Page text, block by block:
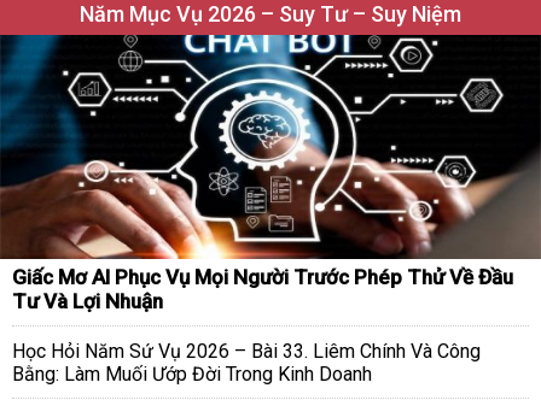
Năm Mục Vụ 2026 – Suy Tư – Suy Niệm
Giấc Mơ AI Phục Vụ Mọi Người Trước Phép Thử Về Đầu
Tư Và Lợi Nhuận
Học Hỏi Năm Sứ Vụ 2026 – Bài 33. Liêm Chính Và Công
Bằng: Làm Muối Ướp Đời Trong Kinh Doanh